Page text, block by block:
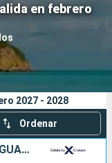
en febrero
Compañías
2027 - 2028
Ordenar
BAHAMAS, ESTADOS UNIDOS, ANTIGUA Y BARBUDA